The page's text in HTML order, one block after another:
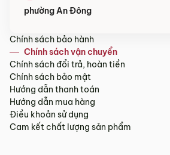
Chính sách bảo hành
Chính sách vận chuyển
Chính sách đổi trả, hoàn tiền
Chính sách bảo mật
Hướng dẫn thanh toán
Hướng dẫn mua hàng
Điều khoản sử dụng
Cam kết chất lượng sản phẩm
phường An Đông